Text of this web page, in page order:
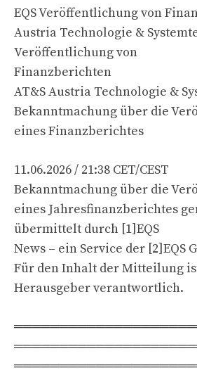
EQS Veröffentlichung von
Austria Technologie &
Veröffentlichung von
Finanzberichten
AT&S Austria Technologie &
Bekanntmachung über die
eines Finanzberichtes
11.06.2026 / 21:38 CET/CEST
Bekanntmachung über die
eines Jahresfinanzberichtes
übermittelt durch [1]EQS
News – ein Service der [2]EQS
Für den Inhalt der Mitteilung
Herausgeber verantwortlich.